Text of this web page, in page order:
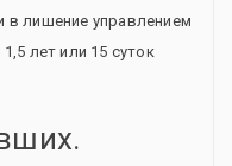
в лишение управлением
лет или 15 суток